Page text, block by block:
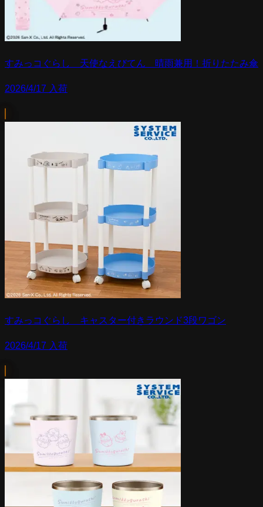
すみっコぐらし 天使なえびてん 晴雨兼用！折りたたみ傘
2026/4/17 入荷
すみっコぐらし キャスター付きラウンド3段ワゴン
2026/4/17 入荷